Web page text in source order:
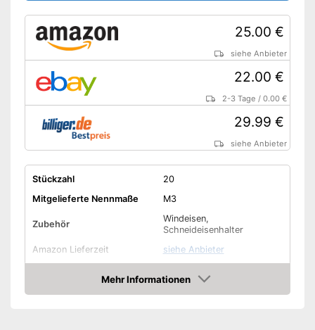
25.00 €
siehe Anbieter
22.00 €
2-3 Tage /0.00 €
29.99 €
siehe Anbieter
Stückzahl
20
Mitgelieferte Nennmaße
M3
Zubehör
Windeisen,
Schneideisenhalter
Amazon Lieferzeit
siehe Anbieter
Mehr Informationen
Amazon